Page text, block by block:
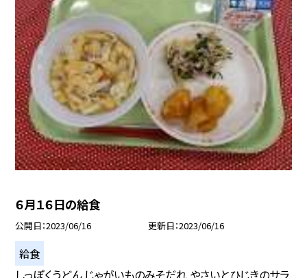
６月１６日の給食
公開日 2023/06/16 更新日 2023/06/16
給食